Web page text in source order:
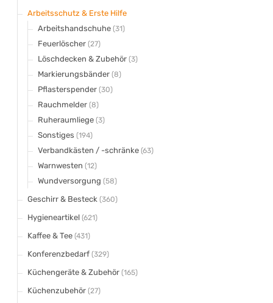
Arbeitsschutz & Erste Hilfe
Arbeitshandschuhe (31)
Feuerlöscher (27)
Löschdecken & Zubehör (3)
Markierungsbänder (8)
Pflasterspender (30)
Rauchmelder (8)
Ruheraumliege (3)
Sonstiges (194)
Verbandkästen / -schränke (63)
Warnwesten (12)
Wundversorgung (58)
Geschirr & Besteck (360)
Hygieneartikel (621)
Kaffee & Tee (431)
Konferenzbedarf (329)
Küchengeräte & Zubehör (165)
Küchenzubehör (27)